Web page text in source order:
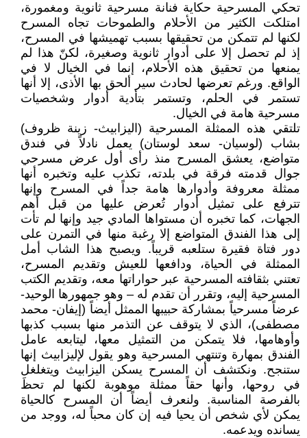
تحكي المسرحية حكاية فنانة مسرحية ثانوية ومغمورة،
امتلكت الكثير من الأحلام والطموحات تجاه المسرح
لكنها لم تتمكن من تحقيقها بسبب تهميشها في المسرح،
إذ لم تحصل إلا على أدوار ثانوية وصغيرة، لكنّ هذا لم
يمنعها من تحقيق هذه الأحلام، إنما في الخيال لا في
الواقع. ورغم تعرضها لحادث سير ألحق بها الأذى، إلا أنها
تستمر في الحلم، وتستمر بتأدية أدوار وشخصيات
مسرحية هامة في الخيال.
تلتقي هذه الممثلة المسرحية (اليزابيث- زينة ظروف)
بشاب (لوسيان- سعد لوستان) يعمل نادلاً في فندق
متواضع، يعشق المسرح منذ رأى أول عرض مسرحي
جوال قدمته فرقة في بلدته، تكذب عليه وتخبره أنها
ممثلة معروفة وأدوارها هامة جداً في المسرح وإنها
تترفع على تمثيل أدوار تُعرض عليها من قبل أهم
الجهات، كما تخبره أن مستواها المادي جيد وإنها لم تأت
إلى هذا الفندق المتواضع إلا رغبة منها في التمرن على
دور فتاة فقيرة ستلعبه قريباً. ويصبح هذا الشاب أمل
الممثلة في الحياة، ودافعها للعيش وتقديم المسرح،
تعتني بثقافته المسرحية عبر حواراتها معه، وتقديم الكتب
المسرحية إليه، وتقرر أن تقدم له – وهو جمهورها الوحيد-
عرضاً مسرحياً بمشاركة حبيبها الممثل أيضاً (إيفان- محمد
مصطفى)، الذي لا يتوقف عن التذمر منها بسبب كذبها
وأوهامها، فلا يتمكن من التمثيل معها، ليتابعه عامل
الفندق بمهارة وتنتهي المسرحية وهو يقول لإليزابيث إنها
ستنجح. ونكتشف أن المسرح يسكن اليزابيث ويتغلغل
في روحها، وأنها حقاً ممثلة موهوبة لكنها لم تحظَ
بالفرصة المناسبة. ولنعرف أيضاً أن المسرح كالحياة
يمكن لأي شخص أن يحيا فيه إن كان محباً له، ووجد من
يسانده ويدعمه.